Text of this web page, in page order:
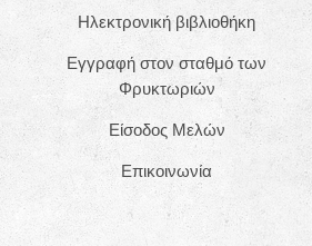
Ηλεκτρονική βιβλιοθήκη
Εγγραφή στον σταθμό των
Φρυκτωριών
Είσοδος Μελών
Επικοινωνία